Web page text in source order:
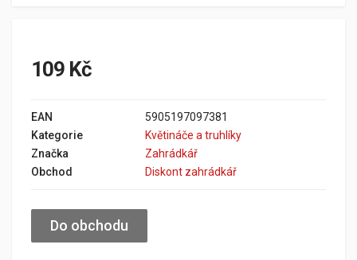
109 Kč
EAN
5905197097381
Kategorie
Květináče a truhlíky
Značka
Zahrádkář
Obchod
Diskont zahrádkář
Do obchodu